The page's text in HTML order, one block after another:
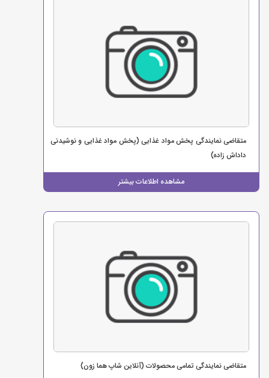
مشاهده اطلاعات بیشتر
متقاضی نمایندگی پخش مواد غذایی (پخش مواد غذایی و نوشیدنی
داداش زاده)
متقاضی نمایندگی تمامی محصولات (آنلاین شاپ هما زون)